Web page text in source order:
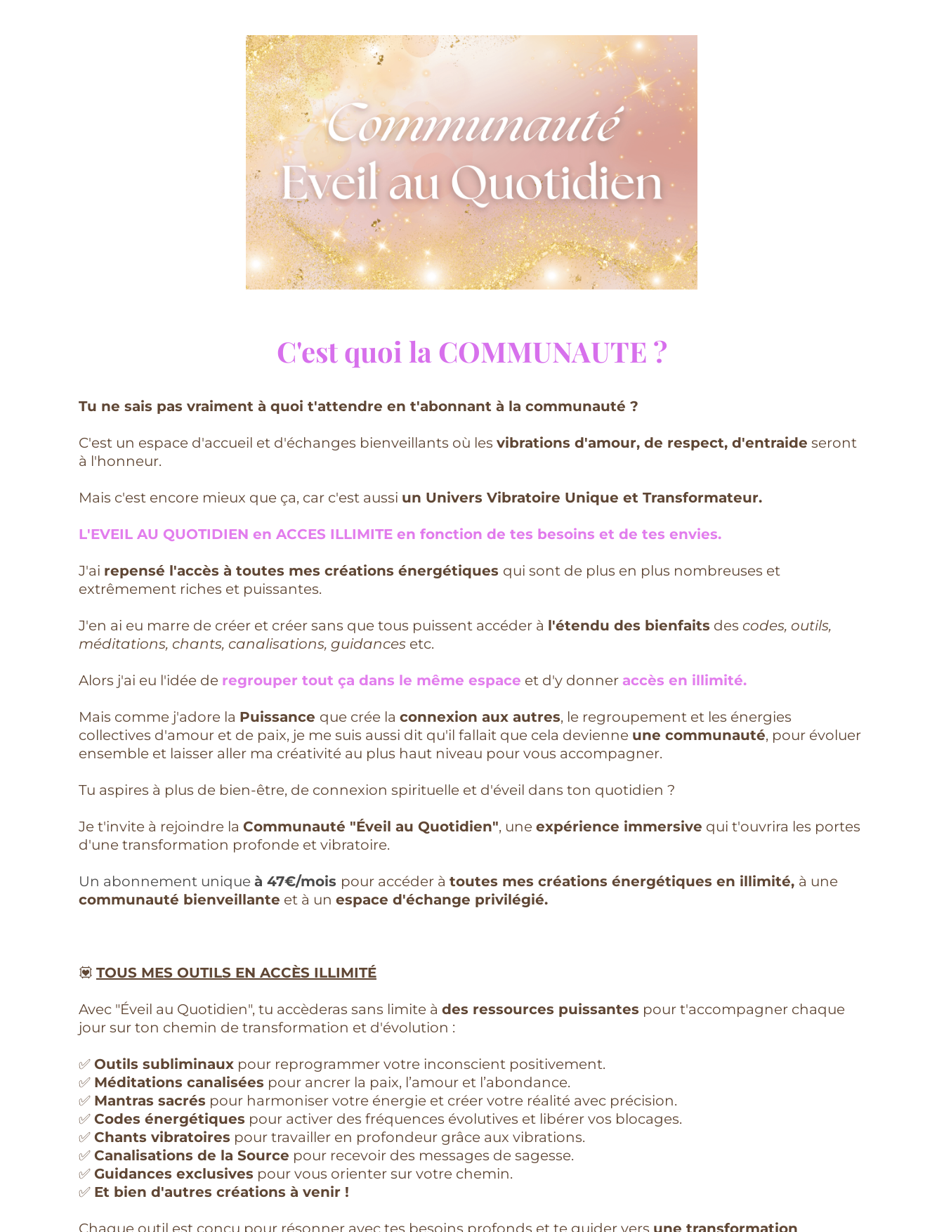
C'est quoi la COMMUNAUTE ?
Tu ne sais pas vraiment à quoi t'attendre en t'abonnant à la communauté ?
C'est un espace d'accueil et d'échanges bienveillants où les vibrations d'amour, de respect, d'entraide seront
à l'honneur.
Mais c'est encore mieux que ça, car c'est aussi un Univers Vibratoire Unique et Transformateur.
L'EVEIL AU QUOTIDIEN en ACCES ILLIMITE en fonction de tes besoins et de tes envies.
J'ai repensé l'accès à toutes mes créations énergétiques qui sont de plus en plus nombreuses et
extrêmement riches et puissantes.
J'en ai eu marre de créer et créer sans que tous puissent accéder à l'étendu des bienfaits des codes, outils,
méditations, chants, canalisations, guidances etc.
Alors j'ai eu l'idée de regrouper tout ça dans le même espace et d'y donner accès en illimité.
Mais comme j'adore la Puissance que crée la connexion aux autres, le regroupement et les énergies
collectives d'amour et de paix, je me suis aussi dit qu'il fallait que cela devienne une communauté, pour évoluer
ensemble et laisser aller ma créativité au plus haut niveau pour vous accompagner.
Tu aspires à plus de bien-être, de connexion spirituelle et d'éveil dans ton quotidien ?
Je t'invite à rejoindre la Communauté "Éveil au Quotidien", une expérience immersive qui t'ouvrira les portes
d'une transformation profonde et vibratoire.
Un abonnement unique à 47€/mois pour accéder à toutes mes créations énergétiques en illimité, à une
communauté bienveillante et à un espace d'échange privilégié.
💟 TOUS MES OUTILS EN ACCÈS ILLIMITÉ
Avec "Éveil au Quotidien", tu accèderas sans limite à des ressources puissantes pour t'accompagner chaque
jour sur ton chemin de transformation et d'évolution :
✅ Outils subliminaux pour reprogrammer votre inconscient positivement.
✅ Méditations canalisées pour ancrer la paix, l’amour et l’abondance.
✅ Mantras sacrés pour harmoniser votre énergie et créer votre réalité avec précision.
✅ Codes énergétiques pour activer des fréquences évolutives et libérer vos blocages.
✅ Chants vibratoires pour travailler en profondeur grâce aux vibrations.
✅ Canalisations de la Source pour recevoir des messages de sagesse.
✅ Guidances exclusives pour vous orienter sur votre chemin.
✅ Et bien d'autres créations à venir !